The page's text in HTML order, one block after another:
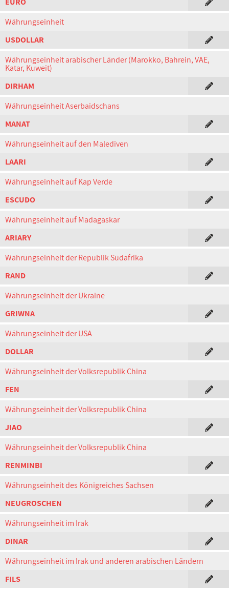
Währungseinheit
USDOLLAR
Währungseinheit arabischer Länder (Marokko, Bahrein, VAE,
Katar, Kuweit)
DIRHAM
Währungseinheit Aserbaidschans
MANAT
Währungseinheit auf den Malediven
LAARI
Währungseinheit auf Kap Verde
ESCUDO
Währungseinheit auf Madagaskar
ARIARY
Währungseinheit der Republik Südafrika
RAND
Währungseinheit der Ukraine
GRIWNA
Währungseinheit der USA
DOLLAR
Währungseinheit der Volksrepublik China
FEN
Währungseinheit der Volksrepublik China
JIAO
Währungseinheit der Volksrepublik China
RENMINBI
Währungseinheit des Königreiches Sachsen
NEUGROSCHEN
Währungseinheit im Irak
DINAR
Währungseinheit im Irak und anderen arabischen Ländern
FILS